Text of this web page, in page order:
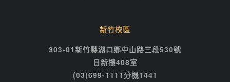
新竹校區
303-01新竹縣湖口鄉中山路三段530號
日新樓408室
(03)699-1111分機1441